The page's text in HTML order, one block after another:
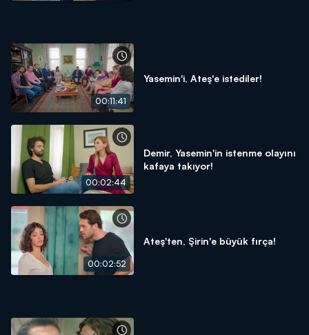
00:11:41
Yasemin'i, Ateş'e istediler!
00:02:44
Demir, Yasemin'in istenme olayını
kafaya takıyor!
00:02:52
Ateş'ten, Şirin'e büyük fırça!